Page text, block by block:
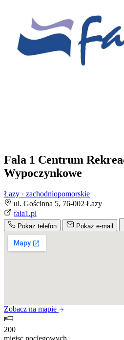
Fala 1 Centrum
Wypoczynkowe
Łazy · zachodniopomorskie
ul. Gościnna 5, 76-002 Łazy
fala1.pl
Pokaż telefon Pokaż e-mail
Zobacz na mapie
200
miejsc noclegowych